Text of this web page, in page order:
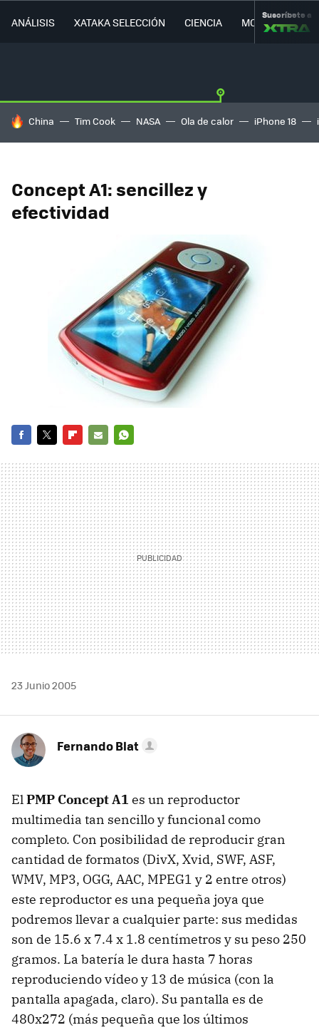
ANÁLISIS XATAKA SELECCIÓN CIENCIA MOVILIDAD
Suscríbete a
HOY SE HABLA DE
China Tim Cook NASA Ola de calor iPhone 18
Concept A1: sencillez y
efectividad
MAIL
23 Junio 2005
Fernando Blat
ElPMP Concept A1 es un reproductor
multimedia tan sencillo y funcional como
completo. Con posibilidad de reproducir gran
cantidad de formatos (DivX, Xvid, SWF, ASF,
WMV, MP3, OGG, AAC, MPEG1 y 2 entre otros)
este reproductor es una pequeña joya que
podremos llevar a cualquier parte: sus medidas
son de 15.6 x 7.4 x 1.8 centímetros y su peso 250
gramos. La batería le dura hasta 7 horas
reproduciendo vídeo y 13 de música (con la
pantalla apagada, claro). Su pantalla es de
480x272 (más pequeña que los últimos